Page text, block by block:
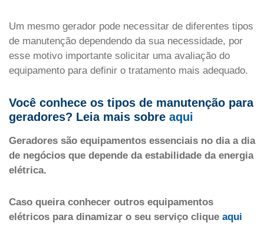
Um mesmo gerador pode necessitar de diferentes tipos
de manutenção dependendo da sua necessidade, por
esse motivo importante solicitar uma avaliação do
equipamento para definir o tratamento mais adequado.
Você conhece os tipos de manutenção para
geradores? Leia mais sobre aqui
Geradores são equipamentos essenciais no dia a dia
de negócios que depende da estabilidade da energia
elétrica.
Caso queira conhecer outros equipamentos
elétricos para dinamizar o seu serviço clique aqui